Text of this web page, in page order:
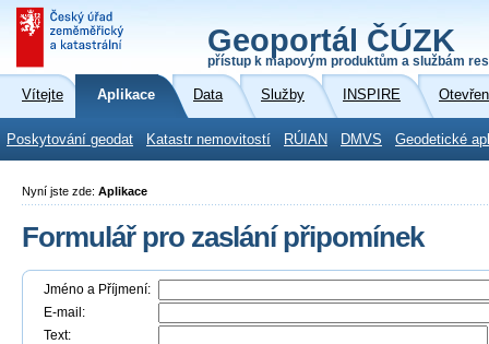
Geoportál ČÚZK
přístup k mapovým produktům a službám
Vítejte Aplikace Data Služby INSPIRE
Poskytování geodat Katastr nemovitostí RÚIAN DMVS Geodetické
Nyní jste zde: Aplikace
Formulář pro zaslání připomínek
Jméno a Příjmení:
E-mail:
Text: